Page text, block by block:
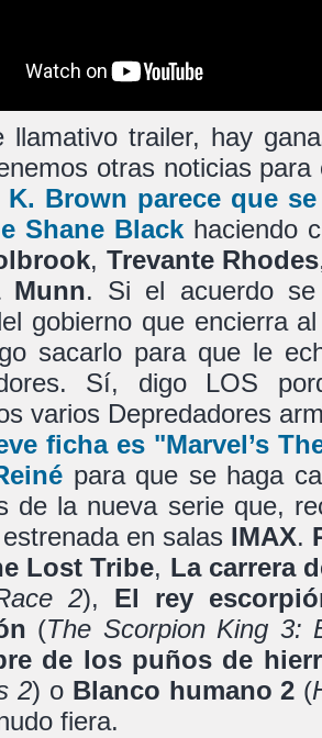
llamativo trailer, hay
otras noticias
Brown parece que
Shane Blackhaciendo
, Trevante Rhodes
Munn. Si el acuerdo
gobierno que encierra
sacarlo para que le
Sí, digo LOS
varios Depredadores
ficha es "Marvel’s
para que se haga
de la nueva serie que,
en salas IMAX.
Lost Tribe, La carrera
2), El rey
(The Scorpion King 3:
de los puños de
2) o Blanco humano 2 (
fiera.